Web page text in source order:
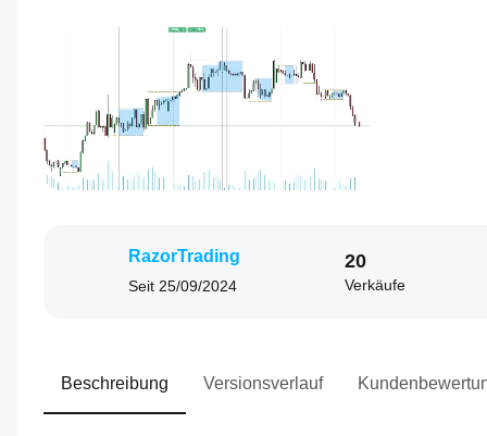
RazorTrading
Seit 25/09/2024
20
Verkäufe
Beschreibung Versionsverlauf